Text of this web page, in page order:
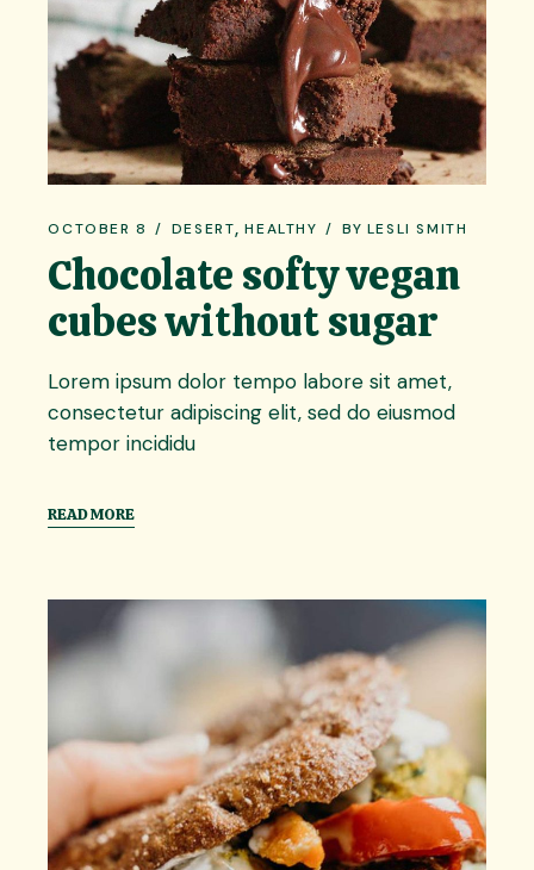
OCTOBER 8 DESERT HEALTHY BY LESLI SMITH
Chocolate softy vegan
cubes without sugar
Lorem ipsum dolor tempo labore sit amet,
consectetur adipiscing elit, sed do eiusmod
tempor incididu
READ MORE